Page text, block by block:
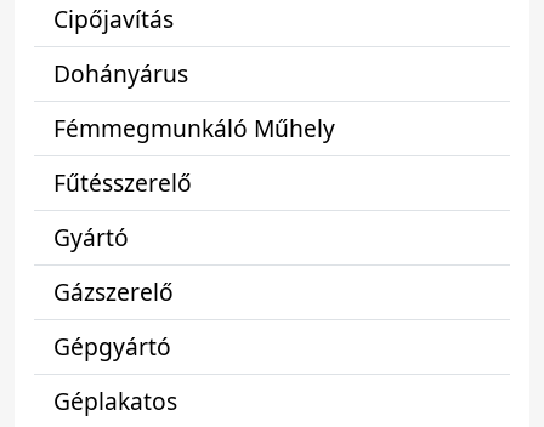
Cipőjavítás
Dohányárus
Fémmegmunkáló Műhely
Fűtésszerelő
Gyártó
Gázszerelő
Gépgyártó
Géplakatos